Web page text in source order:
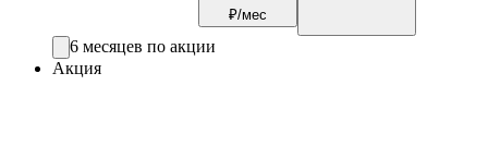
₽/мес
6 месяцев по акции
Акция